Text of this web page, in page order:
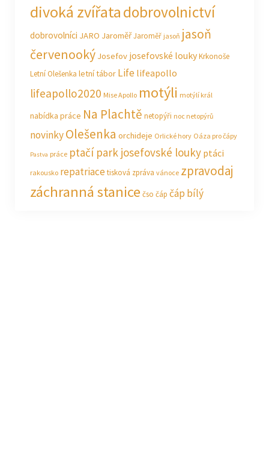
divoká zvířatadobrovolnictví
dobrovolníci JARO JaroměřJaroměř jasoň jasoň
červenooký Josefov josefovské loukyKrkonoše
Letní Olešenka letní tábor Life lifeapollo
lifeapollo2020 Mise Apollo motýli motýlí král
nabídka práce Na Plachtě netopýři noc netopýrů
novinkyOlešenka orchideje Orlické hory Oáza pro čápy
Pastva práce ptačí park josefovské louky ptáci
rakousko repatriacetisková zpráva vánoce zpravodaj
záchranná stanice čso čáp čáp bílý